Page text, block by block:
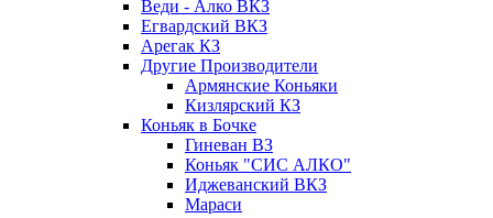
Веди - Алко ВКЗ
Егвардский ВКЗ
Арегак КЗ
Другие Производители
Армянские Коньяки
Кизлярский КЗ
Коньяк в Бочке
Гиневан ВЗ
Коньяк "СИС АЛКО"
Иджеванский ВКЗ
Мараси